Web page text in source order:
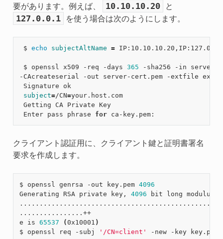
要があります。例えば、
10.10.10.20 と
127.0.0.1 を使う場合は次のようにします。
$ echo subjectAltName =
$ openssl x509 -req -days 365 -sha256 -in
-CAcreateserial -out server-cert.pem -extfile
Signature ok
subject=/CN=your.host.com
Getting CA Private Key
Enter pass phrase for
クライアント認証用に、クライアント鍵と証明書署名
要求を作成します。
$ openssl genrsa -out key.pem 4096
Generating RSA private key, 4096 bit long modulus
................++
e is 65537 (0x10001 )
$ openssl req -subj
'/CN=client'